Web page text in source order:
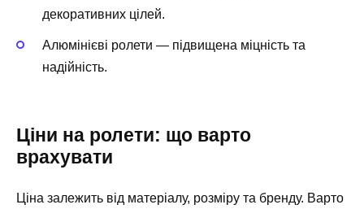
декоративних цілей.
Алюмінієві ролети — підвищена міцність та
надійність.
Ціни на ролети: що варто
врахувати
Ціна залежить від матеріалу, розміру та бренду. Варто